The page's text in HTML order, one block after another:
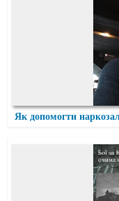
Як допомогти